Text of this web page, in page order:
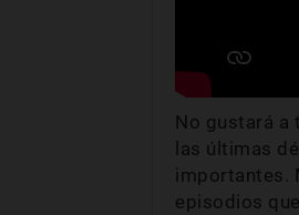
No gustará a
las últimas
importantes.
episodios